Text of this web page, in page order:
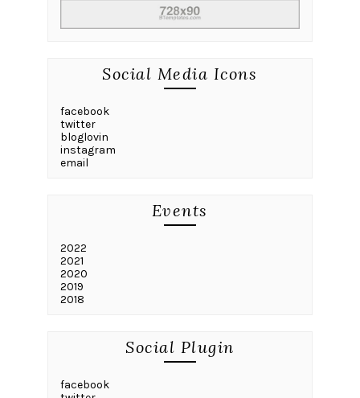
Social Media Icons
facebook
twitter
bloglovin
instagram
email
Events
2022
2021
2020
2019
2018
Social Plugin
facebook